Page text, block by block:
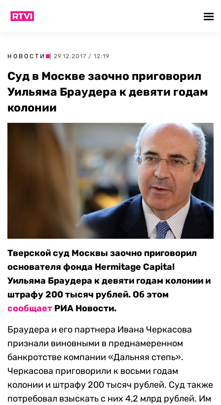
НОВОСТИ | 29.12.2017 / 12:19
Суд в Москве заочно приговорил
Уильяма Браудера к девяти годам
колонии
Тверской суд Москвы заочно приговорил
основателя фонда Hermitage Capital
Уильяма Браудера к девяти годам колонии и
штрафу 200 тысяч рублей. Об этом
сообщает РИА Новости.
Браудера и его партнера Ивана Черкасова
признали виновными в преднамеренном
банкротстве компании «Дальняя степь».
Черкасова приговорили к восьми годам
колонии и штрафу 200 тысяч рублей. Суд также
потребовал взыскать с них 4,2 млрд рублей. Им